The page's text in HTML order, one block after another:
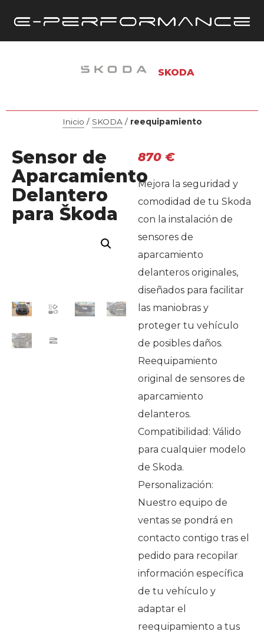
SKODA
Inicio / SKODA / reequipamiento
Sensor de
Aparcamiento
Delantero
para Škoda
870 €
Mejora la seguridad y
comodidad de tu Skoda
con la instalación de
sensores de
aparcamiento
delanteros originales,
diseñados para facilitar
las maniobras y
proteger tu vehículo
de posibles daños.
Reequipamiento
original de sensores de
aparcamiento
delanteros.
Compatibilidad: Válido
para cualquier modelo
de Skoda.
Personalización:
Nuestro equipo de
ventas se pondrá en
contacto contigo tras el
pedido para recopilar
información específica
de tu vehículo y
adaptar el
reequipamiento a tus